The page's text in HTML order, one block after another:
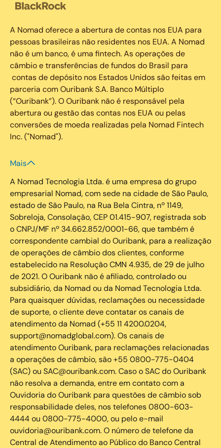
A Nomad oferece a abertura de contas nos EUA para
pessoas brasileiras não residentes nos EUA. A Nomad
não é um banco, é uma fintech. As operações de
câmbio e transferências de fundos do Brasil para
contas de depósito nos Estados Unidos são feitas em
parceria com Ouribank S.A. Banco Múltiplo
(“Ouribank”). O Ouribank não é responsável pela
abertura ou gestão das contas nos EUA ou pelas
conversões de moeda realizadas pela Nomad Fintech
Inc. ("Nomad").
Mais
A Nomad Tecnologia Ltda. é uma empresa do grupo
empresarial Nomad, com sede na cidade de São Paulo,
estado de São Paulo, na Rua Bela Cintra, nº 1149,
Sobreloja, Consolação, CEP 01.415-907, registrada sob
o CNPJ/MF nº 34.662.852/0001-66, que também é
correspondente cambial do Ouribank, para a realização
de operações de câmbio dos clientes, conforme
estabelecido na Resolução CMN 4.935, de 29 de julho
de 2021. O Ouribank não é afiliado, controlado ou
subsidiário, da Nomad ou da Nomad Tecnologia Ltda.
Para quaisquer dúvidas, reclamações ou necessidade
de suporte, o cliente deve contatar os canais de
atendimento da Nomad (+55 11 4200.0204,
support@nomadglobal.com). Os canais de
atendimento Ouribank, para reclamações relacionadas
a operações de câmbio, são +55 0800-775-0404
(SAC) ou SAC@ouribank.com. Caso o SAC do Ouribank
não resolva a demanda, entre em contato com a
Ouvidoria do Ouribank para questões de câmbio sob
responsabilidade deles, nos telefones 0800-603-
4444 ou 0800-775-4000, ou pelo e-mail
ouvidoria@ouribank.com. O número de telefone da
Central de Atendimento ao Público do Banco Central